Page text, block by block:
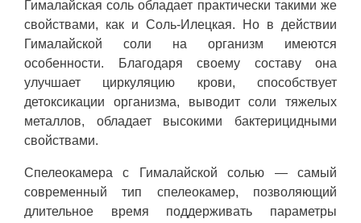
Гималайская соль обладает практически такими же
свойствами, как и Соль-Илецкая. Но в действии
Гималайской соли на организм имеются
особенности. Благодаря своему составу она
улучшает циркуляцию крови, способствует
детоксикации организма, выводит соли тяжелых
металлов, обладает высокими бактерицидными
свойствами.
Спелеокамера с Гималайской солью — самый
современный тип спелеокамер, позволяющий
длительное время поддерживать параметры